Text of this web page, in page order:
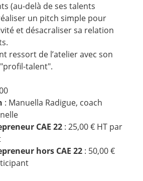
(au-delà de ses talents
un pitch simple pour
et désacraliser sa relation
ressort de l’atelier avec son
talent".
: Manuella Radigue, coach
CAE 22 : 25,00 € HT par
hors CAE 22 : 50,00 €